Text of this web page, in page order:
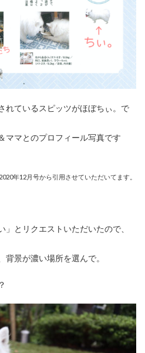
れているスピッツがほぼちぃ。で
ママとのプロフィール写真です
年12月号から引用させていただいてます。
とリクエストいただいたので、
景が濃い場所を選んで。